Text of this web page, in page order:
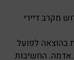
מקרב דיירי
בהוצאה לפועל
אדמה. החשיבות